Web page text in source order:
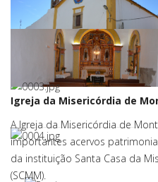
Igreja da Misericórdia de
A Igreja da Misericórdia de
importantes acervos
da instituição Santa Casa da
(SCMM).